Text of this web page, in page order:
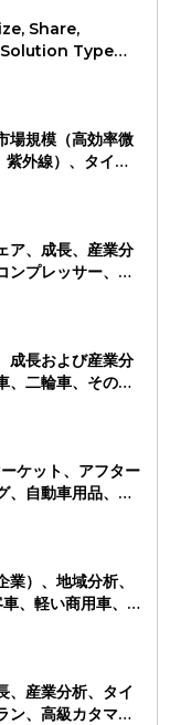
1サプライヤ
Share,
Type
(DCS),
By End-
By
Machine
Regional
場規模（高効率微
外線）、タイプ
アプリン）、エ
域 - 市場シェ
ア、成長、産業分
ンプレッサー、衝
ション（乗用
機関）、エンド
20311
成長および産業分
、二輪車、その
ーモード、デュ
アン））、アプ
ケット、アフター
自動車用品、
わたるアプリケ
ン、インテリア
ント、クーラン
、脱脂剤およびシ
ーラント、クー
物、シーラン
）、地域分析、
、軽い商用車、
業リース、金融
ース）による自
、産業分析、タイ
ン、高級カタマラ